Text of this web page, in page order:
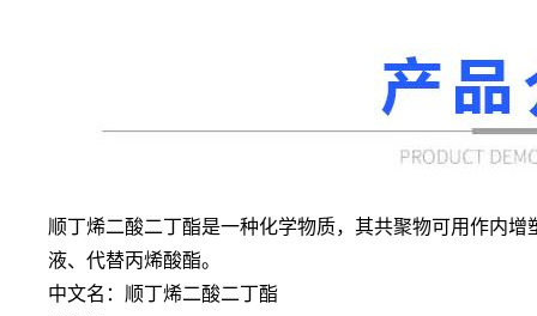
顺丁烯二酸二丁酯是一种化学物质，其共聚物可用作内
液、代替丙烯酸酯。
中文名：顺丁烯二酸二丁酯